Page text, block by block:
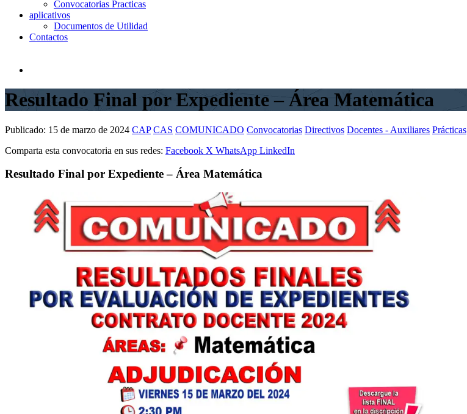
Convocatorias Practicas
aplicativos
Documentos de Utilidad
Contactos
Resultado Final por Expediente – Área Matemática
Publicado: 15 de marzo de 2024 CAP CAS COMUNICADO Convocatorias Directivos Docentes - Auxiliares Prácticas
Comparta esta convocatoria en sus redes: Facebook X WhatsApp LinkedIn
Resultado Final por Expediente – Área Matemática